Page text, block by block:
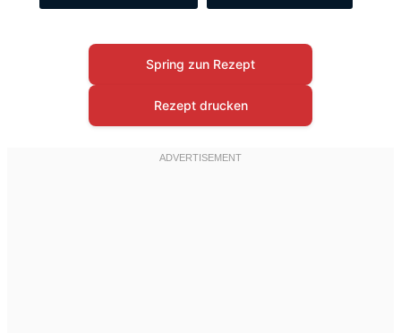
Spring zun Rezept
Rezept drucken